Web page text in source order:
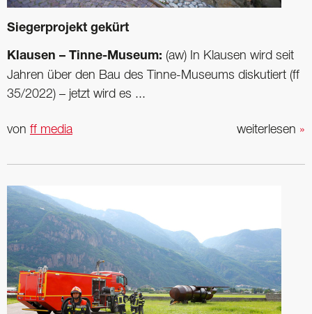
Siegerprojekt gekürt
Klausen – Tinne-Museum: (aw) In Klausen wird seit
Jahren über den Bau des Tinne-Museums diskutiert (ff
35/2022) – jetzt wird es ...
weiterlesen »
von ff media